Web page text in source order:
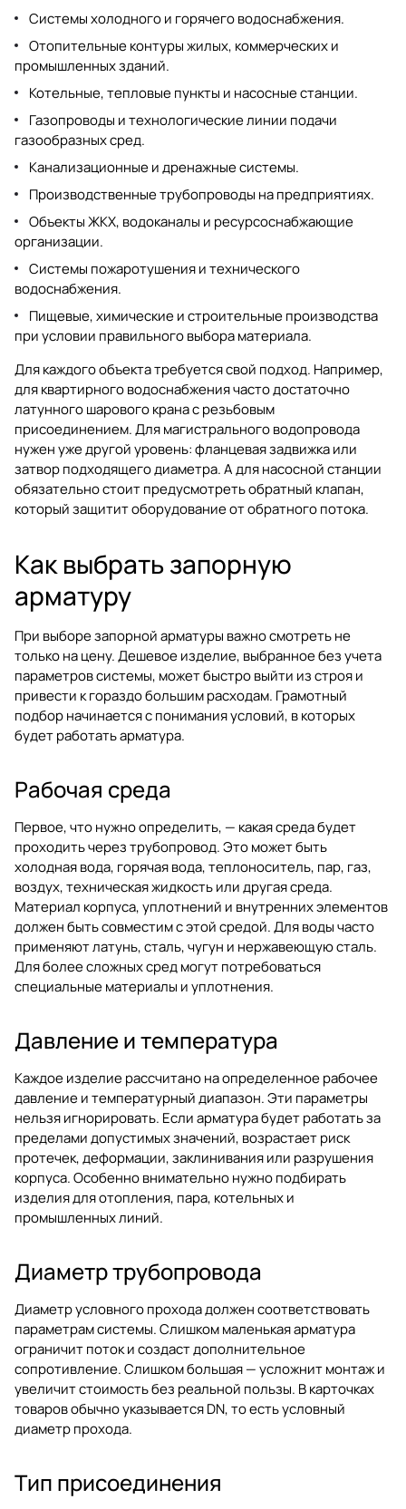
Системы холодного и горячего водоснабжения.
Отопительные контуры жилых, коммерческих и
промышленных зданий.
Котельные, тепловые пункты и насосные станции.
Газопроводы и технологические линии подачи
газообразных сред.
Канализационные и дренажные системы.
Производственные трубопроводы на предприятиях.
Объекты ЖКХ, водоканалы и ресурсоснабжающие
организации.
Системы пожаротушения и технического
водоснабжения.
Пищевые, химические и строительные производства
при условии правильного выбора материала.
Для каждого объекта требуется свой подход. Например,
для квартирного водоснабжения часто достаточно
латунного шарового крана с резьбовым
присоединением. Для магистрального водопровода
нужен уже другой уровень: фланцевая задвижка или
затвор подходящего диаметра. А для насосной станции
обязательно стоит предусмотреть обратный клапан,
который защитит оборудование от обратного потока.
Как выбрать запорную
арматуру
При выборе запорной арматуры важно смотреть не
только на цену. Дешевое изделие, выбранное без учета
параметров системы, может быстро выйти из строя и
привести к гораздо большим расходам. Грамотный
подбор начинается с понимания условий, в которых
будет работать арматура.
Рабочая среда
Первое, что нужно определить, — какая среда будет
проходить через трубопровод. Это может быть
холодная вода, горячая вода, теплоноситель, пар, газ,
воздух, техническая жидкость или другая среда.
Материал корпуса, уплотнений и внутренних элементов
должен быть совместим с этой средой. Для воды часто
применяют латунь, сталь, чугун и нержавеющую сталь.
Для более сложных сред могут потребоваться
специальные материалы и уплотнения.
Давление и температура
Каждое изделие рассчитано на определенное рабочее
давление и температурный диапазон. Эти параметры
нельзя игнорировать. Если арматура будет работать за
пределами допустимых значений, возрастает риск
протечек, деформации, заклинивания или разрушения
корпуса. Особенно внимательно нужно подбирать
изделия для отопления, пара, котельных и
промышленных линий.
Диаметр трубопровода
Диаметр условного прохода должен соответствовать
параметрам системы. Слишком маленькая арматура
ограничит поток и создаст дополнительное
сопротивление. Слишком большая — усложнит монтаж и
увеличит стоимость без реальной пользы. В карточках
товаров обычно указывается DN, то есть условный
диаметр прохода.
Тип присоединения